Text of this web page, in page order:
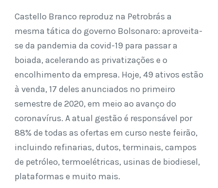
Castello Branco reproduz na Petrobrás a
mesma tática do governo Bolsonaro: aproveita-
se da pandemia da covid-19 para passar a
boiada, acelerando as privatizações e o
encolhimento da empresa. Hoje, 49 ativos estão
à venda, 17 deles anunciados no primeiro
semestre de 2020, em meio ao avanço do
coronavírus. A atual gestão é responsável por
88% de todas as ofertas em curso neste feirão,
incluindo refinarias, dutos, terminais, campos
de petróleo, termoelétricas, usinas de biodiesel,
plataformas e muito mais.